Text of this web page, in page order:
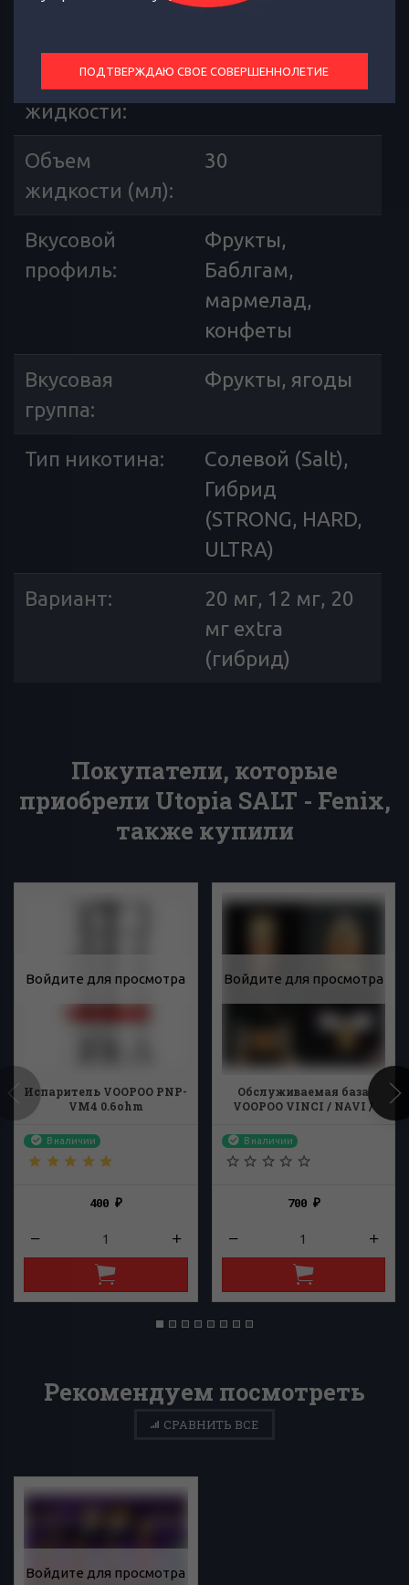
Крепость
жидкости:
12, 20
Объем
жидкости (мл):
30
Вкусовой
профиль:
Фрукты,
Баблгам,
мармелад,
конфеты
Вкусовая
группа:
Фрукты, ягоды
Тип никотина:
Солевой (Salt),
Гибрид
(STRONG, HARD,
ULTRA)
Вариант:
20 мг, 12 мг, 20
мг extra
(гибрид)
Покупатели, которые
приобрели Utopia SALT - Fenix,
также купили
Войдите для просмотра
Испаритель VOOPOO PNP-
VM4 0.6ohm
В наличии
400₽
Войдите для просмотра
Обслуживаемая база
VOOPOO VINCI / NAVI /
В наличии
700 ₽
Рекомендуем посмотреть
СРАВНИТЬ ВСЕ
Войдите для просмотра
ПОДТВЕРЖДАЮ СВОЕ СОВЕРШЕННОЛЕТИЕ